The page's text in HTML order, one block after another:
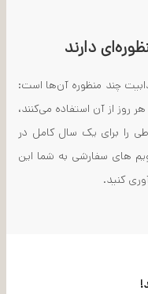
دارند
چند منظوره آن‌ها است:
روز از آن استفاده می‌کنند،
را برای یک سال کامل در
های سفارشی به شما این
کنید.